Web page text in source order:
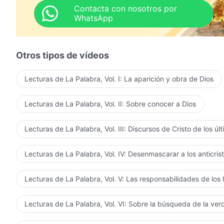
externa. Si el hombre sólo analiza Su apariencia
muestra que el hombre es ignorante. La apariencia
Dios jamás puede ajustarse a las nociones del
verdadera identidad? ¿Acaso los antiguos fariseos no
Su aspecto exterior y no se tomaron en serio las
cada uno de los hermanos y hermanas que buscan la
debéis convertiros en los fariseos de los tiempos
considerar cuidadosamente cómo darle la
alguien que se somete a la verdad. Esta es la
vuelva montado sobre una nube. Deberíamos
empantanarnos en palabras de exagerada fantasía.
vistazo al aspecto práctico de Dios. No os dejéis
siempre el día en que elSeñor Jesúsdescienda
vosotros, que nunca lo habéis conocido o visto y que
asuntos más prácticos!
Contacta con nosotros por
WhatsApp
Otros tipos de vídeos
Lecturas de La Palabra, Vol. I: La aparición y obra de Dios
Lecturas de La Palabra, Vol. II: Sobre conocer a Dios
Lecturas de La Palabra, Vol. III: Discursos de Cristo de los
Lecturas de La Palabra, Vol. IV: Desenmascarar a los
Lecturas de La Palabra, Vol. V: Las responsabilidades de los
Lecturas de La Palabra, Vol. VI: Sobre la búsqueda de la